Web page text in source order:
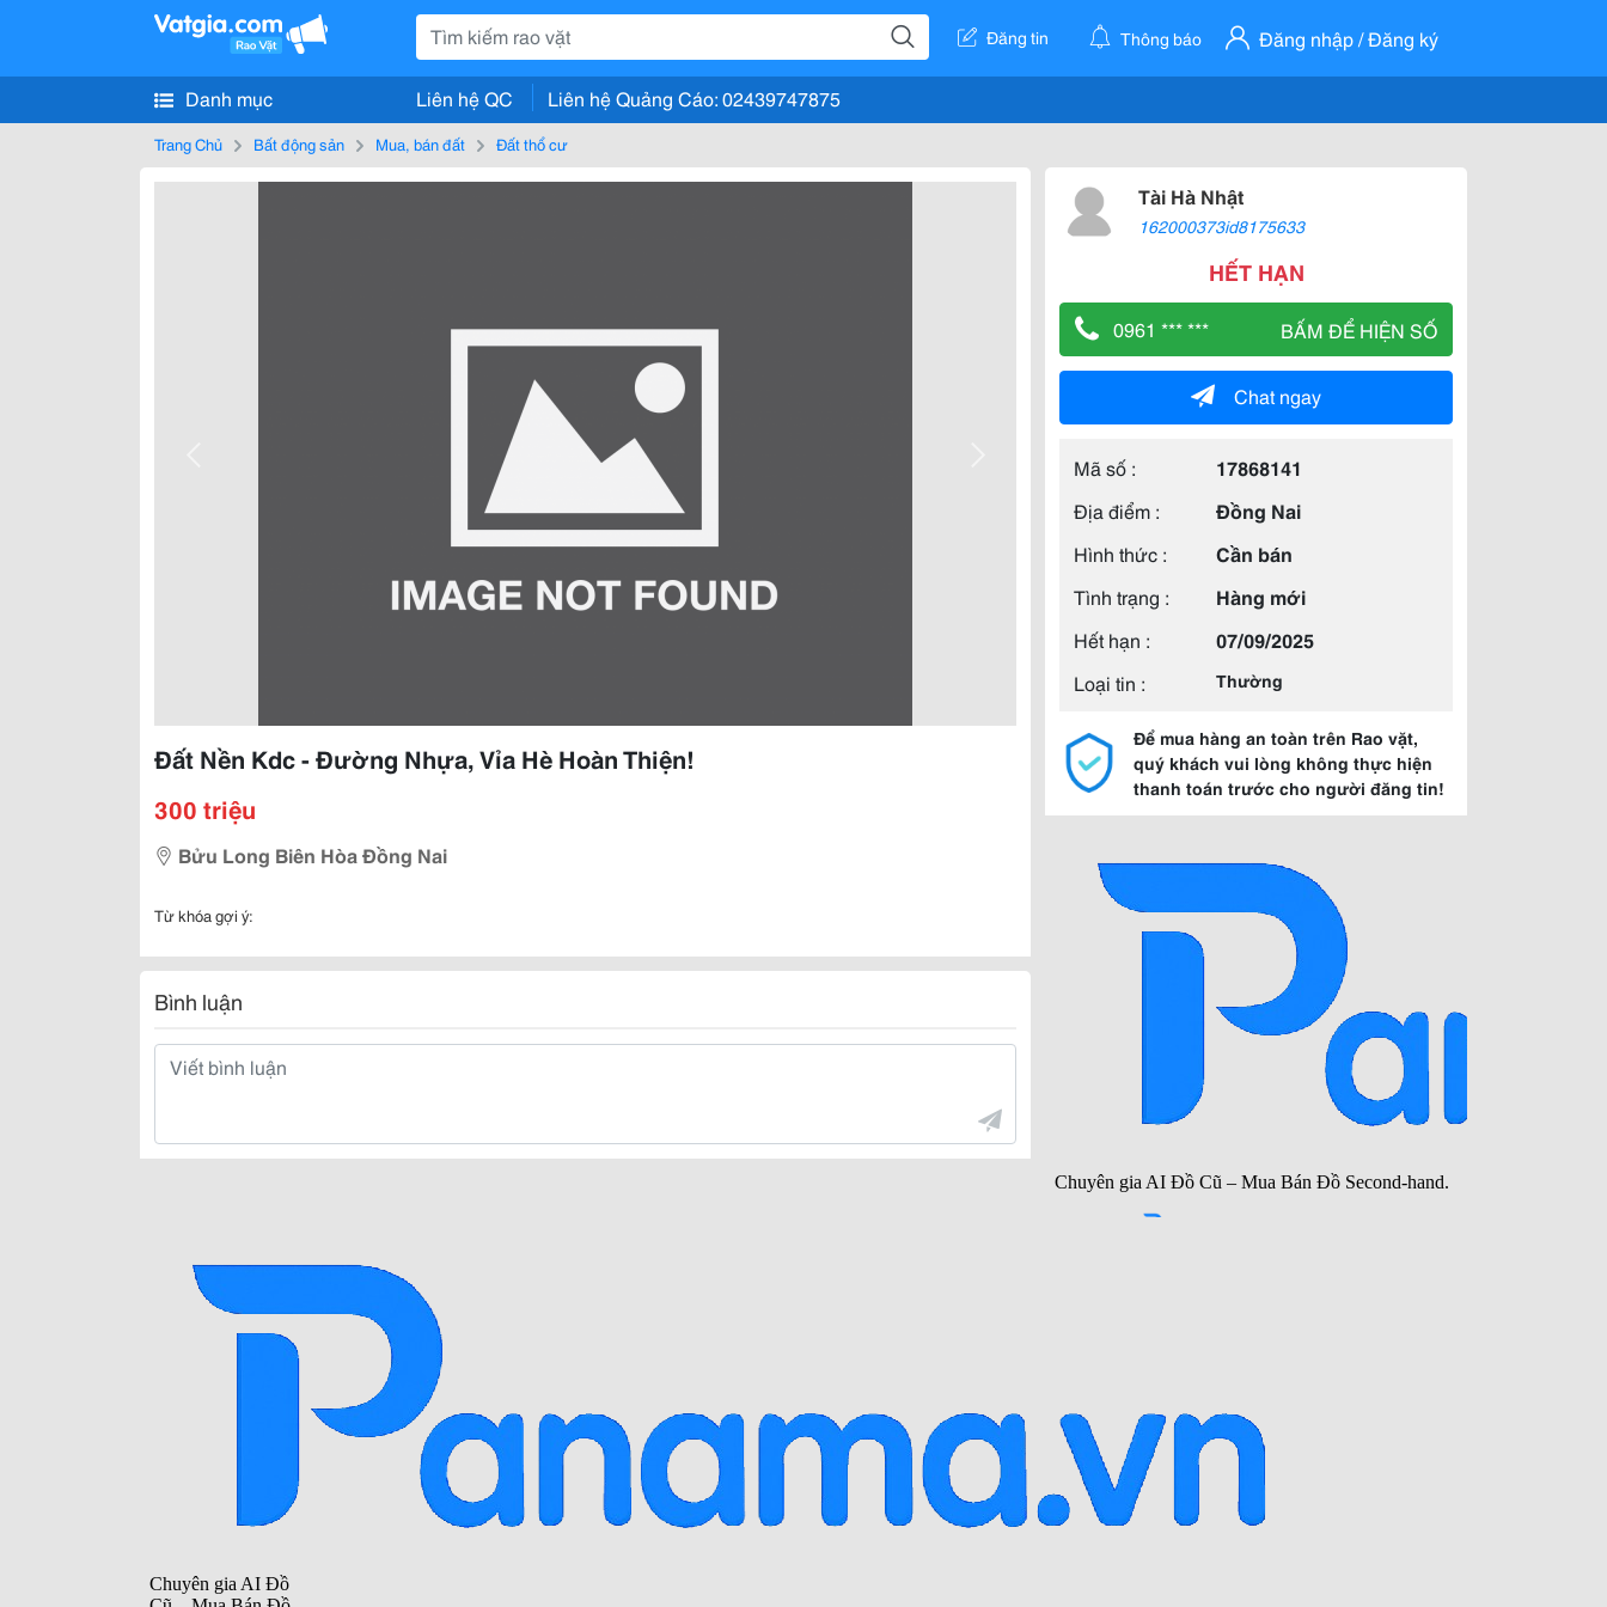
Đăng tin Thông báo Đăng nhập / Đăng ký
Danh mục Liên hệ QC Liên hệ Quảng Cáo: 02439747875
Trang Chủ Bất động sản Mua, bán đất Đất thổ cư
Đất Nền Kdc - Đường Nhựa, Vỉa Hè Hoàn Thiện!
300 triệu
Bửu Long Biên Hòa Đồng Nai
Từ khóa gợi ý:
Bình luận
Tài Hà Nhật
162000373id8175633
HẾT HẠN
0961 *** *** BẤM ĐỂ HIỆN SỐ
Chat ngay
Mã số :
17868141
Địa điểm :
Đồng Nai
Hình thức :
Cần bán
Tình trạng :
Hàng mới
Hết hạn :
07/09/2025
Loại tin :
Thường
Để mua hàng an toàn trên Rao vặt,
quý khách vui lòng không thực hiện
thanh toán trước cho người đăng tin!